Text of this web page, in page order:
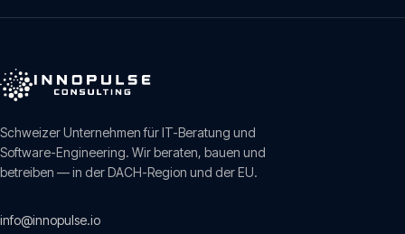
Schweizer Unternehmen für IT-Beratung und
Software-Engineering. Wir beraten, bauen und
betreiben — in der DACH-Region und der EU.
info@innopulse.io